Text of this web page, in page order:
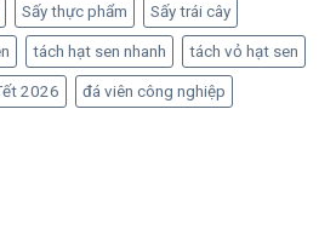
Sấy thực phẩm Sấy trái cây
tách hạt sen nhanh tách vỏ hạt sen
2026 đá viên công nghiệp